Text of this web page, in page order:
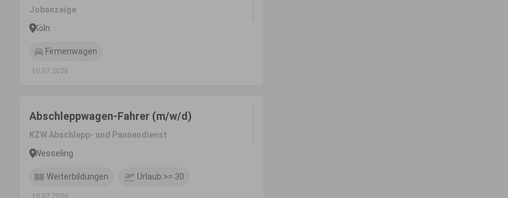
Jobanzeige
Köln
Firmenwagen
10.07.2026
Abschleppwagen-Fahrer (m/w/d)
KZW Abschlepp- und Pannendienst
Wesseling
Weiterbildungen Urlaub >= 30
10.07.2026